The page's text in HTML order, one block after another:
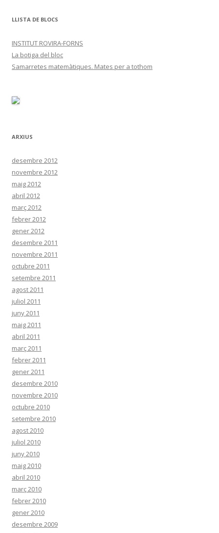
LLISTA DE BLOCS
INSTITUT ROVIRA-FORNS
La botiga del bloc
Samarretes matemàtiques. Mates per a tothom
ARXIUS
desembre 2012
novembre 2012
maig 2012
abril 2012
març 2012
febrer 2012
gener 2012
desembre 2011
novembre 2011
octubre 2011
setembre 2011
agost 2011
juliol 2011
juny 2011
maig 2011
abril 2011
març 2011
febrer 2011
gener 2011
desembre 2010
novembre 2010
octubre 2010
setembre 2010
agost 2010
juliol 2010
juny 2010
maig 2010
abril 2010
març 2010
febrer 2010
gener 2010
desembre 2009